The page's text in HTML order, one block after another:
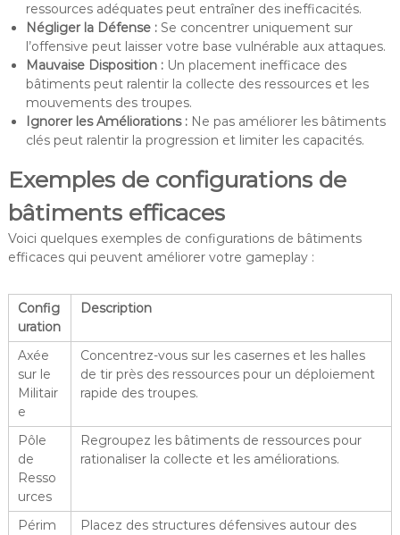
ressources adéquates peut entraîner des inefficacités.
Négliger la Défense :Se concentrer uniquement sur
l’offensive peut laisser votre base vulnérable aux attaques.
Mauvaise Disposition :Un placement inefficace des
bâtiments peut ralentir la collecte des ressources et les
mouvements des troupes.
Ignorer les Améliorations :Ne pas améliorer les bâtiments
clés peut ralentir la progression et limiter les capacités.
Exemples de configurations de
bâtiments efficaces
Voici quelques exemples de configurations de bâtiments
efficaces qui peuvent améliorer votre gameplay :
Config
uration
Description
Axée
sur le
Militair
e
Concentrez-vous sur les casernes et les halles
de tir près des ressources pour un déploiement
rapide des troupes.
Pôle
de
Resso
urces
Regroupez les bâtiments de ressources pour
rationaliser la collecte et les améliorations.
Périm
Placez des structures défensives autour des